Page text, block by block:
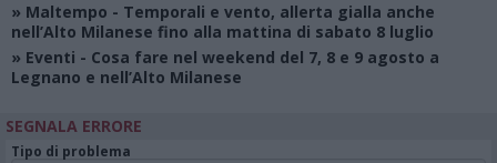
» Maltempo - Temporali e vento, allerta gialla anche
nell’Alto Milanese fino alla mattina di sabato 8 luglio
» Eventi - Cosa fare nel weekend del 7, 8 e 9 agosto a
Legnano e nell’Alto Milanese
SEGNALA ERRORE
Tipo di problema